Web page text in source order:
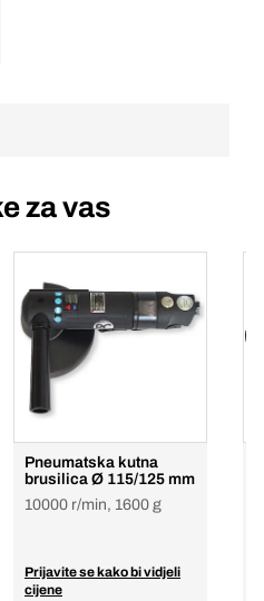
za vas
Pneumatska kutna
brusilica Ø 115/125 mm
10000 r/min, 1600 g
Prijavite se kako bi vidjeli
cijene